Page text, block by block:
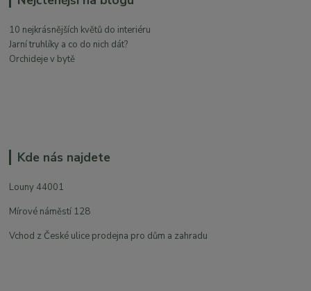
10 nejkrásnějších květů do interiéru
Jarní truhlíky a co do nich dát?
Orchideje v bytě
Kde nás najdete
Louny 44001
Mírové náměstí 128
Vchod z České ulice prodejna pro dům a zahradu